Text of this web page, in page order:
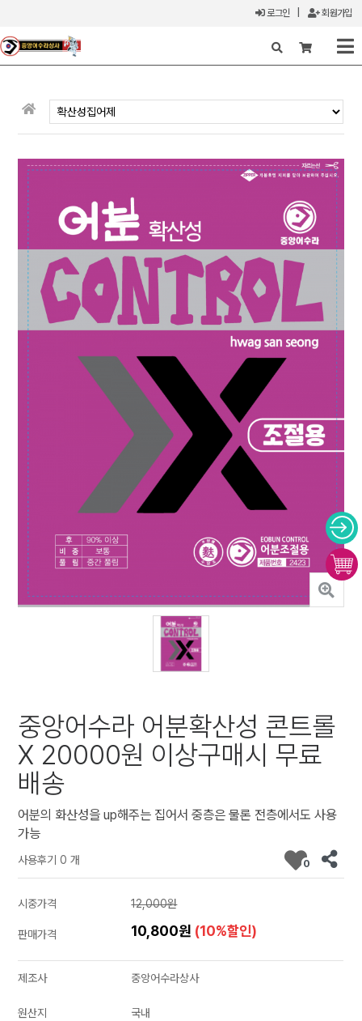
로그인 회원가입
X
중앙어수라 어분확산성 콘트롤
X 20000원 이상구매시 무료
배송
어분의 화산성을 up해주는 집어서 중층은 물론 전층에서도 사용
가능
사용후기 0 개 0
시중가격 12,000원
판매가격 10,800원 (10%할인)
제조사 중앙어수라상사
원산지 국내